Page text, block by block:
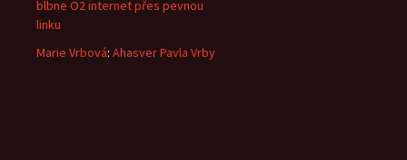
blbne O2 internet přes pevnou
linku
Marie Vrbová: Ahasver Pavla Vrby